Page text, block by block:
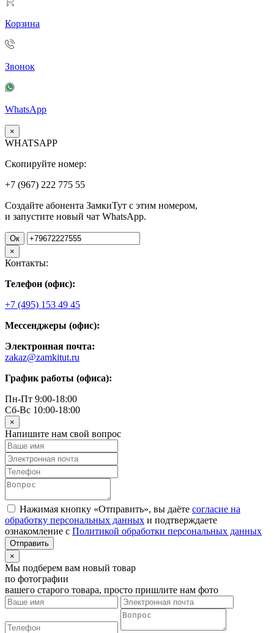
Корзина
Звонок
WhatsApp
×
WHATSAPP
Скопируйте номер:
+7 (967) 222 775 55
Создайте абонента ЗамкиТут с этим номером,
и запустите новый чат WhatsApp.
Ок
×
Контакты:
Телефон (офис):
+7 (495) 153 49 45
Мессенджеры (офис):
Электронная почта:
zakaz@zamkitut.ru
График работы (офиса):
Пн-Пт 9:00-18:00
Сб-Вс 10:00-18:00
×
Напишите нам свой вопрос
Нажимая кнопку «Отправить», вы даёте согласие на
обработку персональных данных и подтверждаете
ознакомление с Политикой обработки персональных данных
×
Мы подберем вам новый товар
по фотографии
вашего старого товара, просто пришлите нам фото